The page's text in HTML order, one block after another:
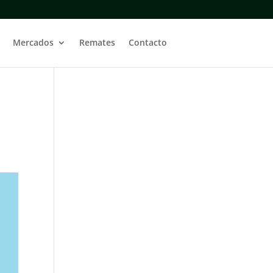
Mercados Remates Contacto